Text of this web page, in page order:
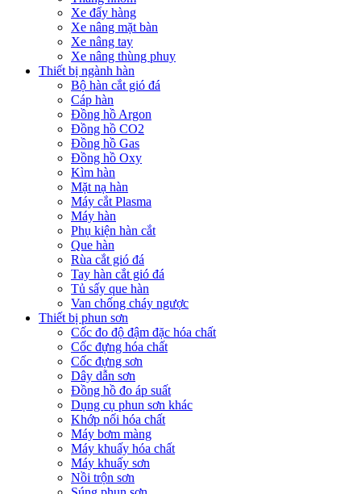
Xe đẩy hàng
Xe nâng mặt bàn
Xe nâng tay
Xe nâng thùng phuy
Thiết bị ngành hàn
Bộ hàn cắt gió đá
Cáp hàn
Đồng hồ Argon
Đồng hồ CO2
Đồng hồ Gas
Đồng hồ Oxy
Kìm hàn
Mặt nạ hàn
Máy cắt Plasma
Máy hàn
Phụ kiện hàn cắt
Que hàn
Rùa cắt gió đá
Tay hàn cắt gió đá
Tủ sấy que hàn
Van chống cháy ngược
Thiết bị phun sơn
Cốc đo độ đậm đặc hóa chất
Cốc đựng hóa chất
Cốc đựng sơn
Dây dẫn sơn
Đồng hồ đo áp suất
Dụng cụ phun sơn khác
Khớp nối hóa chất
Máy bơm màng
Máy khuấy hóa chất
Máy khuấy sơn
Nồi trộn sơn